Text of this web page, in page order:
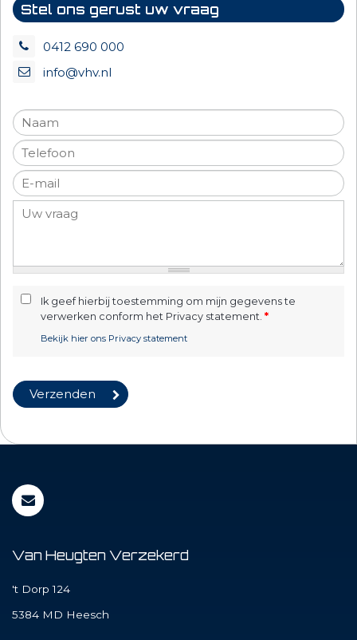
Stel ons gerust uw vraag
0412 690 000
info@vhv.nl
Ik geef hierbij toestemming om mijn gegevens te
verwerken conform het Privacy statement. *
Bekijk hier ons Privacy statement
Van Heugten Verzekerd
't Dorp 124
5384 MD Heesch